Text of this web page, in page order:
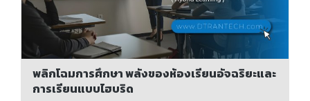
พลิกโฉมการศึกษา พลังของห้องเรียนอัจฉริยะและ
การเรียนแบบไฮบริด